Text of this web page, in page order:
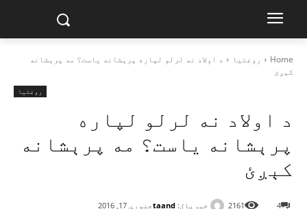
Home روغتیا
د اولاد نه لرلو لپاره پرېشانه یاست؟ مه پرېشانه
کېږئ
روغتیا
د اولاد نه لرلو لپاره
پرېشانه یاست؟ مه پرېشانه
کېږئ
خبریال: taandجنوري 17, 2016 4
2161